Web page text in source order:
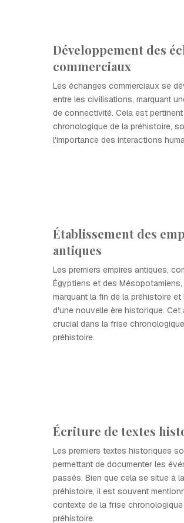
Développement des
commerciaux
Les échanges commerciaux se
entre les civilisations, marquant
de connectivité. Cela est
chronologique de la préhistoire,
l'importance des interactions
Établissement des
antiques
Les premiers empires antiques,
Égyptiens et des Mésopotamiens,
marquant la fin de la préhistoire et
d'une nouvelle ère historique.
crucial dans la frise
préhistoire.
Écriture de textes
Les premiers textes historiques
permettant de documenter les
passés. Bien que cela se situe à
préhistoire, il est souvent
contexte de la frise
préhistoire.